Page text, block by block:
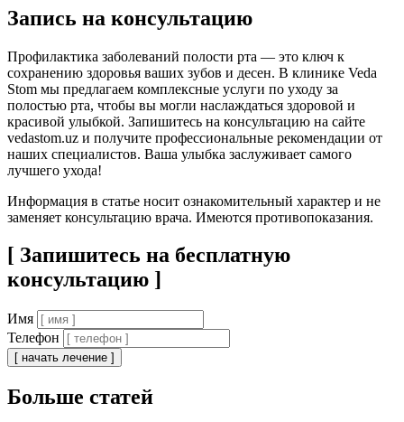
Запись на консультацию
Профилактика заболеваний полости рта — это ключ к
сохранению здоровья ваших зубов и десен. В клинике Veda
Stom мы предлагаем комплексные услуги по уходу за
полостью рта, чтобы вы могли наслаждаться здоровой и
красивой улыбкой. Запишитесь на консультацию на сайте
vedastom.uz и получите профессиональные рекомендации от
наших специалистов. Ваша улыбка заслуживает самого
лучшего ухода!
Информация в статье носит ознакомительный характер и не
заменяет консультацию врача. Имеются противопоказания.
[ Запишитесь на бесплатную
консультацию ]
Имя
Телефон
[ начать лечение ]
Больше статей